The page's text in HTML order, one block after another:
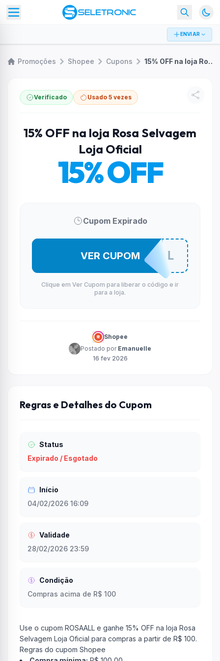
ENVIAR
Promoções Shopee Cupons 15% OFF na loja Rosa Selvagem Loja Oficial
Verificado Usado 5 vezes
15% OFF na loja Rosa Selvagem
Loja Oficial
15% OFF
Cupom Expirado
ROSAALL
VER CUPOM
Clique em Ver Cupom para liberar o código e ir
para a loja.
Shopee
Postado por Emanuelle
16 fev 2026
Regras e Detalhes do Cupom
Status
Expirado / Esgotado
Início
04/02/2026 16:09
Validade
28/02/2026 23:59
Condição
Compras acima de R$ 100
Use o cupom ROSAALL e ganhe 15% OFF na loja Rosa
Selvagem Loja Oficial para compras a partir de R$ 100.
Regras do cupom Shopee